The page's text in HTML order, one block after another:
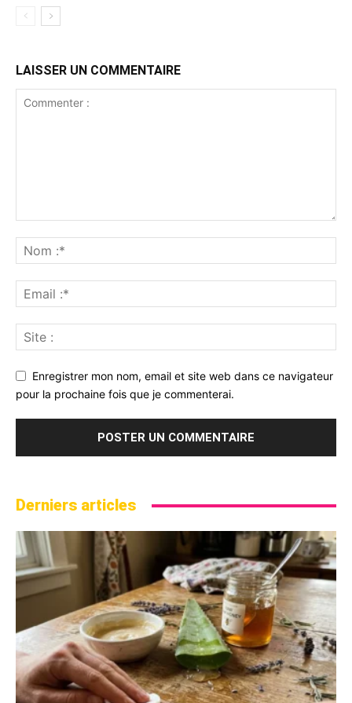
LAISSER UN COMMENTAIRE
Enregistrer mon nom, email et site web dans ce navigateur
pour la prochaine fois que je commenterai.
Derniers articles